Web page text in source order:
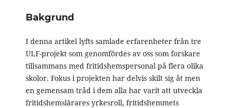
Bakgrund
I denna artikel lyfts samlade erfarenheter från tre
ULF-projekt som genomfördes av oss som forskare
tillsammans med fritidshemspersonal på flera olika
skolor. Fokus i projekten har delvis skilt sig åt men
en gemensam tråd i dem alla har varit att utveckla
fritidshemslärares yrkesroll, fritidshemmets